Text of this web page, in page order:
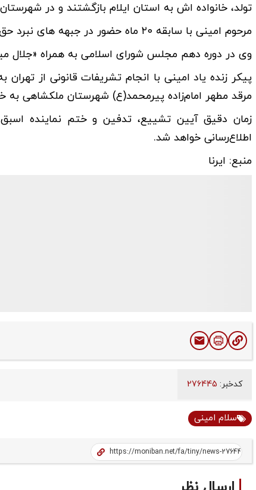
تولد، خانواده اش به استان ایلام بازگشتند و در
مرحوم امینی با سابقه ۲۰ ماه حضور در جبهه های نبرد حق علیه باطل به افتخار جانبازی نائل آمده بود.
وی در دوره دهم مجلس شورای اسلامی به همراه «جلال
پیکر زنده یاد امینی با انجام تشریفات قانونی از
مرقد مطهر امام‌زاده پیرمحمد(ع) شهرستان ملکشاهی
زمان دقیق آیین تشییع، تدفین و ختم نماینده
اطلاع‌رسانی خواهد شد.
منبع: ایرنا
کدخبر:
سلام امینی